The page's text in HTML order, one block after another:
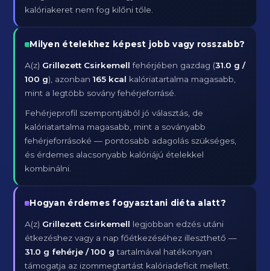
kalóriakeret nem fog kilőni tőle.
Milyen ételekhez képest jobb vagy rosszabb?
A(z) Grillezett Csirkemell fehérjében gazdag (31.0 g /
100 g), azonban165 kcal kalóriatartalma magasabb,
mint a legtöbb sovány fehérjeforrásé.
Fehérjeprofil szempontjából jó választás, de
kalóriatartalma magasabb, mint a soványabb
fehérjeforrásoké — pontosabb adagolás szükséges,
és érdemes alacsonyabb kalóriájú ételekkel
kombinálni.
Hogyan érdemes fogyasztani diéta alatt?
A(z) Grillezett Csirkemell legjobban edzés utáni
étkezéshez vagy a nap főétkezéséhez illeszthető —
31.0 g fehérje / 100 g tartalmával hatékonyan
támogatja az izommegtartást kalóriadeficit mellett.